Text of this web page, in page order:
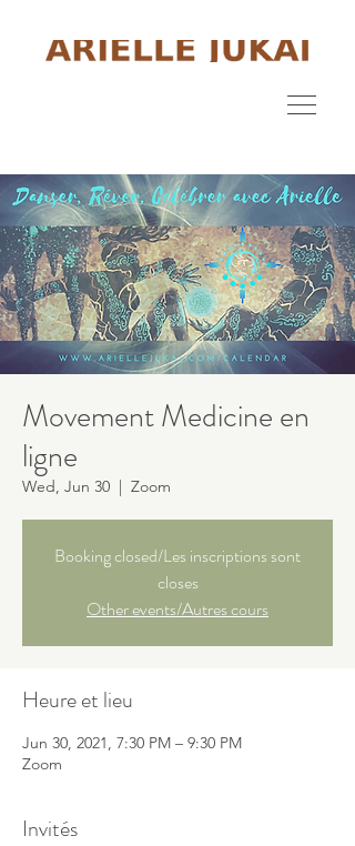
Movement Medicine en
ligne
Wed, Jun 30
  |
Zoom
Booking closed/Les inscriptions sont
closes
Other events/Autres cours
Heure et lieu
Jun 30, 2021, 7:30 PM – 9:30 PM
Zoom
Invités